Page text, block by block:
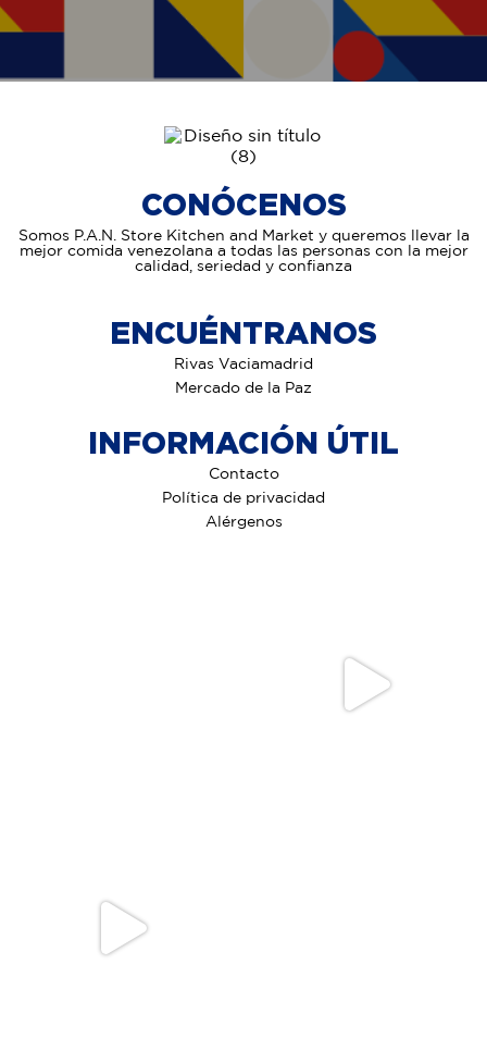
CONÓCENOS
Somos P.A.N. Store Kitchen and Market y queremos llevar la
mejor comida venezolana a todas las personas con la mejor
calidad, seriedad y confianza
ENCUÉNTRANOS
Rivas Vaciamadrid
Mercado de la Paz
INFORMACIÓN ÚTIL
Contacto
Política de privacidad
Alérgenos